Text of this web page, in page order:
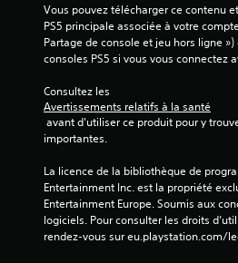
Vous pouvez télécharger ce contenu
PS5 principale associée à votre
Partage de console et jeu hors ligne
consoles PS5 si vous vous connectez
Consultez les
Avertissements relatifs à la santé
importantes.
La licence de la bibliothèque de
Entertainment Inc. est la propriété
Entertainment Europe. Soumis aux
logiciels. Pour consulter les droits
rendez-vous sur eu.playstation.com/